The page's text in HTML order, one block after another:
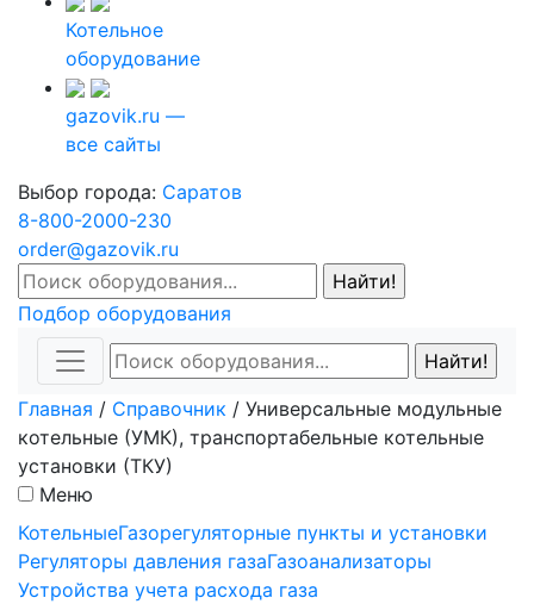
Котельное
оборудование
gazovik.ru —
все сайты
Выбор города: Саратов
8-800-2000-230
order@gazovik.ru
Подбор оборудования
Главная / Справочник / Универсальные модульные
котельные (УМК), транспортабельные котельные
установки (ТКУ)
Меню
КотельныеГазорегуляторные пункты и установки
Регуляторы давления газаГазоанализаторы
Устройства учета расхода газа